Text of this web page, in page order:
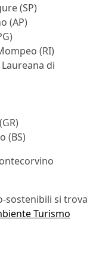
(SP)
(AP)
(RI)
Laureana di
(BS)
sostenibili si trova
Turismo